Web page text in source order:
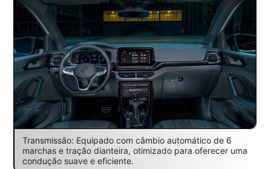
Transmissão: Equipado com câmbio automático de 6
marchas e tração dianteira, otimizado para oferecer uma
condução suave e eficiente.